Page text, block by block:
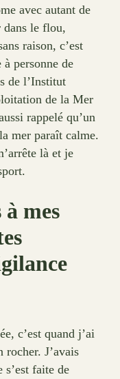
avec autant de
dans le flou,
raison, c’est
personne de
de l’Institut
de la Mer
rappelé qu’un
mer paraît calme.
là et je
mes
c’est quand j’ai
J’avais
s’est faite de